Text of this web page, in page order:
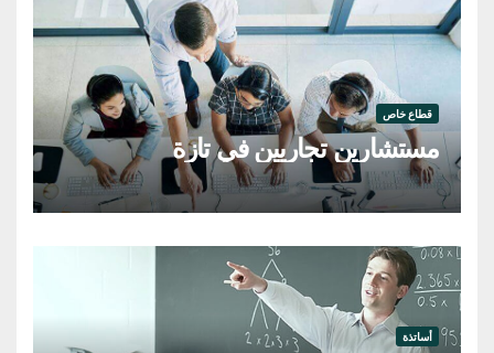
قطاع خاص
مستشارين تجاريين في تازة
أساتذة